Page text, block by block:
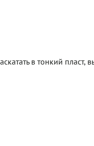
в тонкий пласт,